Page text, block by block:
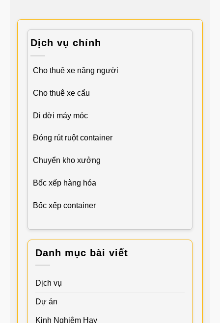
Dịch vụ chính
Cho thuê xe nâng người
Cho thuê xe cẩu
Di dời máy móc
Đóng rút ruột container
Chuyển kho xưởng
Bốc xếp hàng hóa
Bốc xếp container
Danh mục bài viết
Dịch vụ
Dự án
Kinh Nghiệm Hay